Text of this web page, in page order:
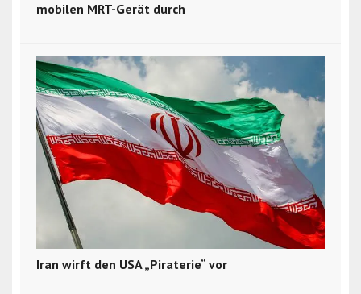
mobilen MRT-Gerät durch
Iran wirft den USA „Piraterie“ vor